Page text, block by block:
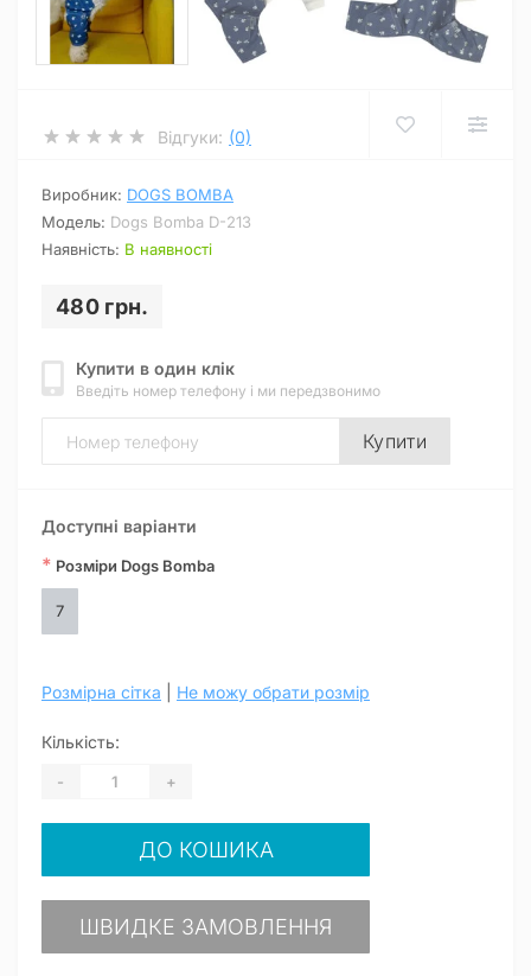
Відгуки: (0)
Виробник: DOGS BOMBA
Модель: Dogs Bomba D-213
Наявність: В наявності
480 грн.
Купити в один клік
Введіть номер телефону і ми передзвонимо
Купити
Доступні варіанти
* Розміри Dogs Bomba
7
Розмірна сітка Не можу обрати розмір
Кількість:
- +
ДО КОШИКА
ШВИДКЕ ЗАМОВЛЕННЯ